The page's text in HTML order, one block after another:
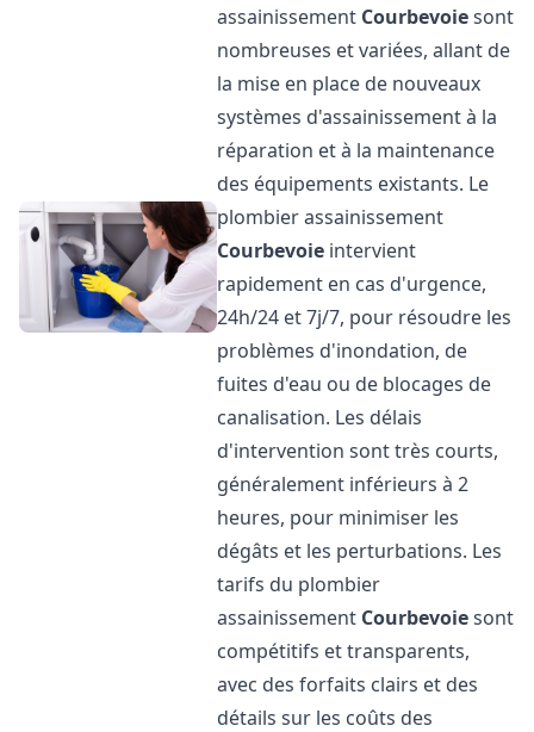
assainissement Courbevoiesont
nombreuses et variées, allant de
la mise en place de nouveaux
systèmes d'assainissement à la
réparation et à la maintenance
des équipements existants. Le
plombier assainissement
Courbevoie intervient
rapidement en cas d'urgence,
24h/24 et 7j/7, pour résoudre les
problèmes d'inondation, de
fuites d'eau ou de blocages de
canalisation. Les délais
d'intervention sont très courts,
généralement inférieurs à 2
heures, pour minimiser les
dégâts et les perturbations. Les
tarifs du plombier
assainissement Courbevoiesont
compétitifs et transparents,
avec des forfaits clairs et des
détails sur les coûts des